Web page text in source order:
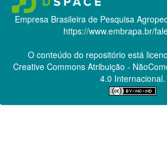
Empresa Brasileira de Pesquisa
https://www.embrapa.br/
O conteúdo do repositório está
Creative CommonsAtribuição -
4.0 Internacional.